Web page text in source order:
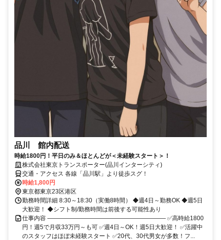
品川 館内配送
時給1800円！平日のみ＆ほとんどが＜未経験スタート＞！
株式会社東京トランスポーター(品川インターシティ)
交通・アクセス 各線「品川駅」より徒歩スグ！
時給1,800円
東京都東京23区港区
勤務時間詳細 8:30～18:30（実働8時間） ◆週4日～勤務OK ◆週5日
大歓迎！ ◆シフト制/勤務時間は前後する可能性あり
仕事内容 ―――――――――――――――――――― ✅高時給1800
円！週5で月収33万円～も可 ✅週4日～OK！週5日大歓迎！ ✅活躍中
のスタッフはほぼ未経験スタート ✅20代、30代男女が多数！フ...